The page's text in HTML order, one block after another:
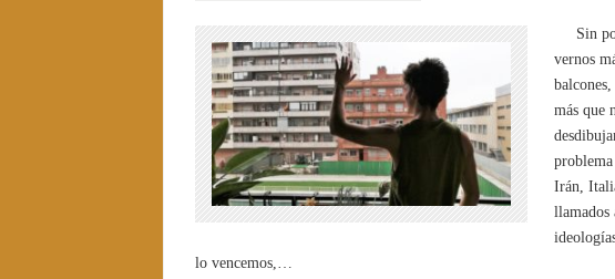
Sin
vernos
más que
Irán,
llamados
lo vencemos,…